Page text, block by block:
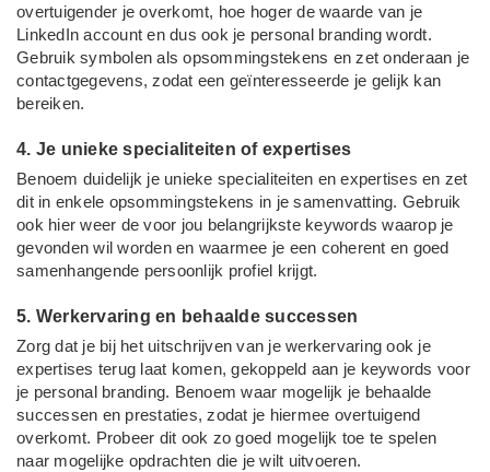
overtuigender je overkomt, hoe hoger de waarde van je
LinkedIn account en dus ook je personal branding wordt.
Gebruik symbolen als opsommingstekens en zet onderaan je
contactgegevens, zodat een geïnteresseerde je gelijk kan
bereiken.
4. Je unieke specialiteiten of expertises
Benoem duidelijk je unieke specialiteiten en expertises en zet
dit in enkele opsommingstekens in je samenvatting. Gebruik
ook hier weer de voor jou belangrijkste keywords waarop je
gevonden wil worden en waarmee je een coherent en goed
samenhangende persoonlijk profiel krijgt.
5. Werkervaring en behaalde successen
Zorg dat je bij het uitschrijven van je werkervaring ook je
expertises terug laat komen, gekoppeld aan je keywords voor
je personal branding. Benoem waar mogelijk je behaalde
successen en prestaties, zodat je hiermee overtuigend
overkomt. Probeer dit ook zo goed mogelijk toe te spelen
naar mogelijke opdrachten die je wilt uitvoeren.